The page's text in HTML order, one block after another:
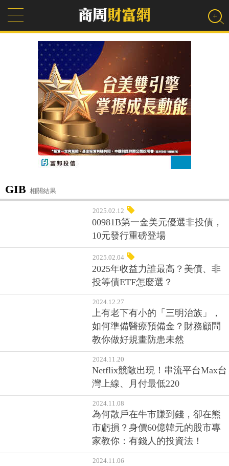
GIB 相關結果
2025.02.12
00981B第一金美元優選非投債，
10元發行重磅登場
2025.02.04
2025年收益力誰最高？美債、非
投等債ETF怎麼選？
2024.12.27
上有老下有小的「三明治族」，
如何準備醫療預備金？財務顧問
教你做好規畫防患未然
2024.11.20
Netflix競敵出現！串流平台Max台
灣上線、月付最低220
2024.11.08
為何散戶在牛市賺到錢，卻在熊
市虧損？身價60億韓元的股市專
家教你：有錢人的投資法！
2024.11.06